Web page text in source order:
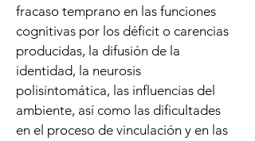
fracaso temprano en las funciones
cognitivas por los déficit o carencias
producidas, la difusión de la
identidad, la neurosis
polisintomática, las influencias del
ambiente, así como las dificultades
en el proceso de vinculación y en las